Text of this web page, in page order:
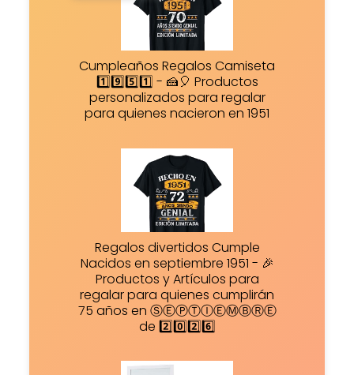
Cumpleaños Regalos Camiseta
1️⃣9️⃣5️⃣1️⃣ - 🍰🎈 Productos
personalizados para regalar
para quienes nacieron en 1951
Regalos divertidos Cumple
Nacidos en septiembre 1951 - 🎉
Productos y Artículos para
regalar para quienes cumplirán
75 años en ⓈⒺⓅⓉⒾⒺⓂⒷⓇⒺ
de 2️⃣0️⃣2️⃣6️⃣